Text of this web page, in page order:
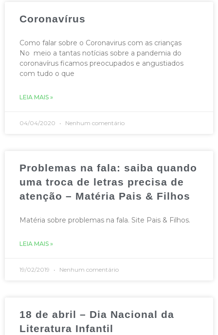
Coronavírus
Como falar sobre o Coronavirus com as crianças
No meio a tantas notícias sobre a pandemia do
coronavírus ficamos preocupados e angustiados
com tudo o que
LEIA MAIS »
04/04/2020 Nenhum comentário
Problemas na fala: saiba quando
uma troca de letras precisa de
atenção – Matéria Pais & Filhos
Matéria sobre problemas na fala. Site Pais & Filhos.
LEIA MAIS »
19/02/2019 Nenhum comentário
18 de abril – Dia Nacional da
Literatura Infantil